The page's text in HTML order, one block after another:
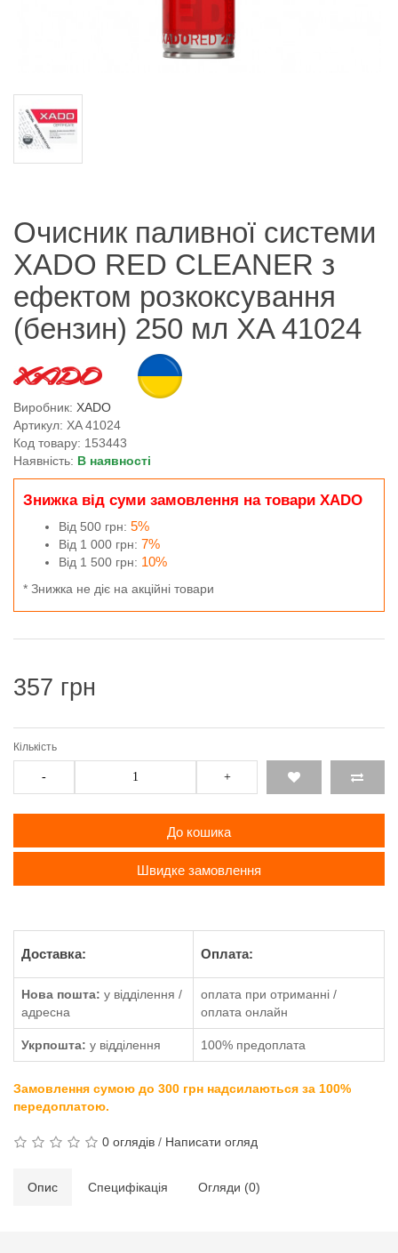
Очисник паливної системи
XADO RED CLEANER з
ефектом розкоксування
(бензин) 250 мл XA 41024
Виробник: XADO
Артикул: XA 41024
Код товару: 153443
Наявність: В наявності
Знижка від суми замовлення на товари XADO
Від 500 грн: 5%
Від 1 000 грн: 7%
Від 1 500 грн: 10%
* Знижка не діє на акційні товари
357 грн
Кількість
- +
До кошика
Швидке замовлення
Доставка: Оплата:
Нова пошта: у відділення /
адресна
оплата при отриманні /
оплата онлайн
Укрпошта: у відділення 100% предоплата
Замовлення сумою до 300 грн надсилаються за 100%
передоплатою.
0 оглядів / Написати огляд
Опис Специфікація Огляди (0)